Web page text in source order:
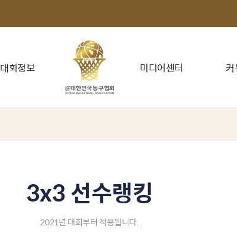
대회정보 미디어센터
3x3 선수랭킹
2021년 대회부터 적용됩니다.